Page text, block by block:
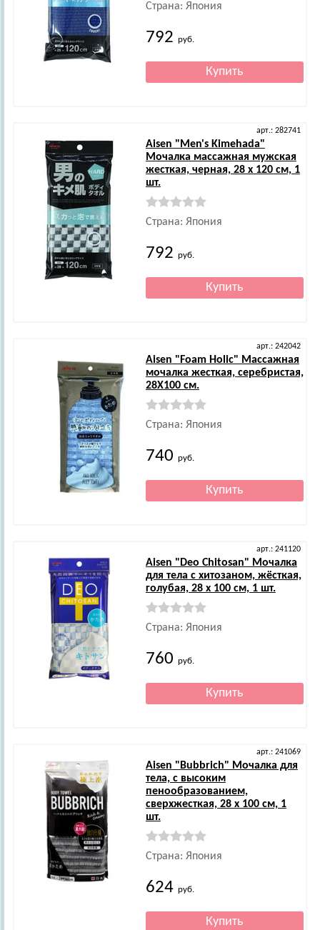
Страна: Япония
792 руб.
арт.: 282741
Aisen "Men's Kimehada"
Мочалка массажная мужская
жесткая, черная, 28 x 120 см, 1
шт.
Страна: Япония
792 руб.
арт.: 242042
Aisen "Foam Holic" Массажная
мочалка жесткая, серебристая,
28Х100 см.
Страна: Япония
740 руб.
арт.: 241120
Aisen "Deo Chitosan" Мочалка
для тела с хитозаном, жёсткая,
голубая, 28 х 100 см, 1 шт.
Страна: Япония
760 руб.
арт.: 241069
Aisen "Bubbrich" Мочалка для
тела, с высоким
пенообразованием,
сверхжесткая, 28 х 100 см, 1
шт.
Страна: Япония
624 руб.